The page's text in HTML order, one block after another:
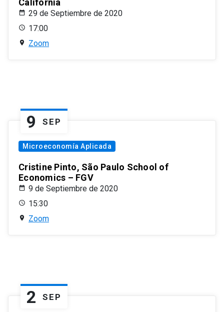
California
29 de Septiembre de 2020
17:00
Zoom
9 SEP
Microeconomía Aplicada
Cristine Pinto, São Paulo School of
Economics – FGV
9 de Septiembre de 2020
15:30
Zoom
2 SEP